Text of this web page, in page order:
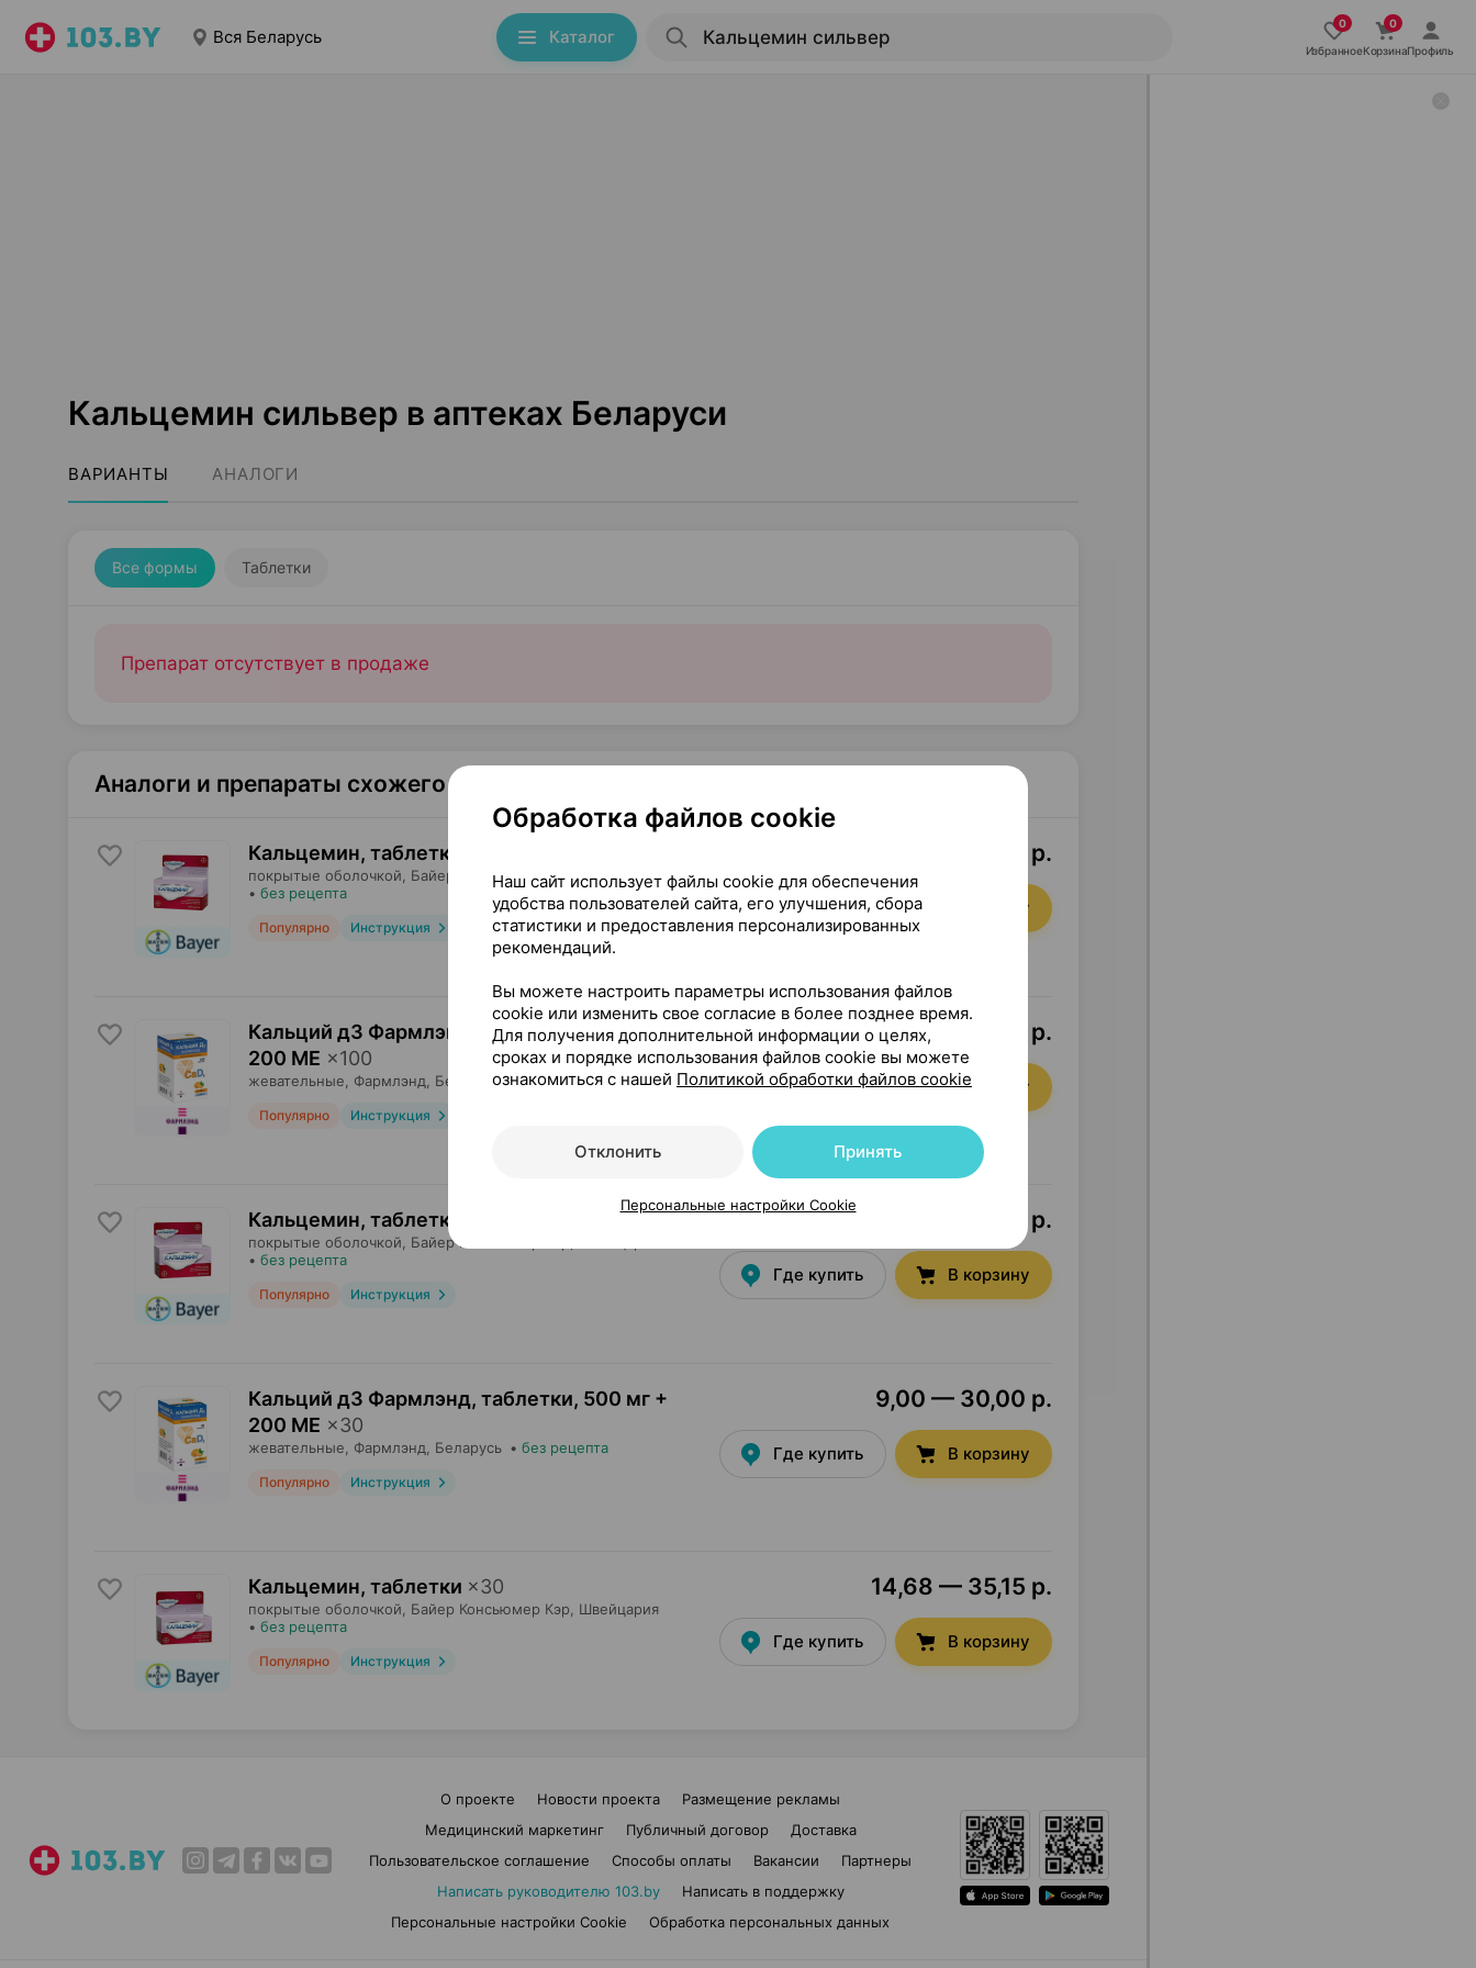
Вся Беларусь Каталог
ИзбранноеКорзинаПрофиль
Кальцемин сильвер в аптеках Беларуси
ВАРИАНТЫ АНАЛОГИ
Все формы Таблетки
Препарат отсутствует в продаже
Аналоги и препараты схожего терапевтического действия
Кальцемин, таблетки
покрытые оболочкой, Байер Консьюмер Кэр , Швейцария
• без рецепта
Популярно Инструкция
45,90 — 72,87 р.
Где купить В корзину
Кальций д3 Фармлэнд, таблетки,500 мг +
200 МЕ ×100
жевательные, Фармлэнд , Беларусь•без рецепта
Популярно Инструкция
29,74 — 35,11 р.
Где купить В корзину
Кальцемин, таблетки
покрытые оболочкой, Байер Консьюмер Кэр
• без рецепта
Популярно Инструкция
30,00 — 48,31 р.
Где купить В корзину
Кальций д3 Фармлэнд, таблетки, 500 мг +
200 МЕ ×30
жевательные, Фармлэнд , Беларусь • без рецепта
Популярно Инструкция
9,00 — 30,00 р.
Где купить В корзину
Кальцемин, таблетки ×30
покрытые оболочкой, Байер Консьюмер Кэр , Швейцария
• без рецепта
Популярно Инструкция
14,68 — 35,15 р.
Где купить В корзину
О проекте Новости проекта
Размещение рекламы
Медицинский маркетинг
Публичный договор
Доставка
Пользовательское соглашение
Способы оплаты Вакансии
Партнеры
Написать руководителю 103.by
Написать в поддержку
Персональные настройки Cookie
Обработка персональных данных
Обработка файлов cookie
Наш сайт использует файлы cookie для обеспечения
удобства пользователей сайта, его улучшения, сбора
статистики и предоставления персонализированных
рекомендаций.
Вы можете настроить параметры использования файлов
cookie или изменить свое согласие в более позднее время.
Для получения дополнительной информации о целях,
сроках и порядке использования файлов cookie вы можете
ознакомиться с нашей Политикой обработки файлов cookie
Отклонить Принять
Персональные настройки Cookie